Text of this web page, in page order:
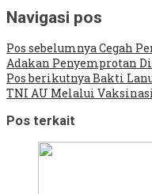
Navigasi pos
Pos sebelumnyaCegah
Adakan Penyemprotan
Pos berikutnyaBakti
TNI AU Melalui
Pos terkait